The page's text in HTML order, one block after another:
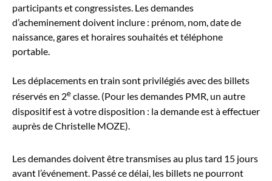
participants et congressistes. Les demandes
d’acheminement doivent inclure : prénom, nom, date de
naissance, gares et horaires souhaités et téléphone
portable.
Les déplacements en train sont privilégiés avec des billets
réservés en 2eclasse. (Pour les demandes PMR, un autre
dispositif est à votre disposition : la demande est à effectuer
auprès de Christelle MOZE).
Les demandes doivent être transmises au plus tard 15 jours
avant l’événement. Passé ce délai, les billets ne pourront